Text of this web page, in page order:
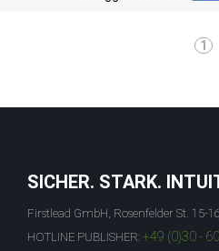
1
SICHER. STARK.
Firstlead GmbH, Rosenfelder St. 15-
HOTLINE PUBLISHER: +49 (0)30 -